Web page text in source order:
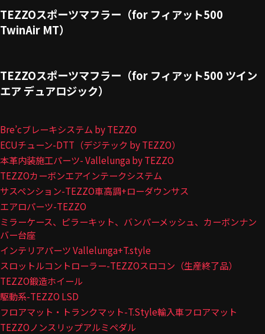
TEZZOスポーツマフラー（for フィアット500
TwinAir MT）
TEZZOスポーツマフラー（for フィアット500 ツイン
エア デュアロジック）
Bre’cブレーキシステム by TEZZO
ECUチューン-DTT（デジテック by TEZZO）
本革内装施工パーツ- Vallelunga by TEZZO
TEZZOカーボンエアインテークシステム
サスペンション-TEZZO車高調+ローダウンサス
エアロパーツ-TEZZO
ミラーケース、ピラーキット、バンパーメッシュ、カーボンナン
バー台座
インテリアパーツ Vallelunga+T.style
スロットルコントローラー-TEZZOスロコン（生産終了品）
TEZZO鍛造ホイール
駆動系-TEZZO LSD
フロアマット・トランクマット-T.Style輸入車フロアマット
TEZZOノンスリップアルミペダル